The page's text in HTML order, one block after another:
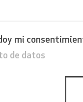
mi
de datos